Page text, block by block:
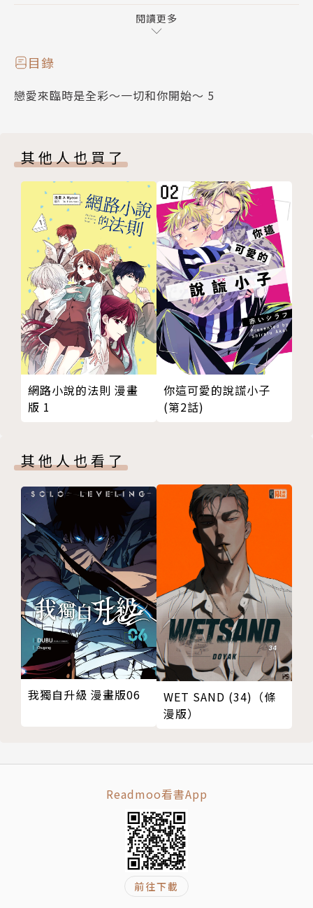
充滿各種第一次的兩情相悅，甜蜜得超乎想像♥"
閱讀更多
目錄
戀愛來臨時是全彩～一切和你開始～ 5
其他人也買了
網路小說的法則 漫畫
版 1
你這可愛的說謊小子
(第2話)
其他人也看了
我獨自升級 漫畫版06
WET SAND (34)（條
漫版）
Readmoo看書App
前往下載